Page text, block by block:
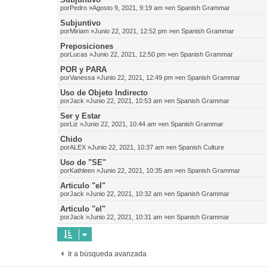
porPedro »Agosto 9, 2021, 9:19 am »en Spanish Grammar
Subjuntivo
porMiriam »Junio 22, 2021, 12:52 pm »en Spanish Grammar
Preposiciones
porLucas »Junio 22, 2021, 12:50 pm »en Spanish Grammar
POR y PARA
porVanessa »Junio 22, 2021, 12:49 pm »en Spanish Grammar
Uso de Objeto Indirecto
porJack »Junio 22, 2021, 10:53 am »en Spanish Grammar
Ser y Estar
porLiz »Junio 22, 2021, 10:44 am »en Spanish Grammar
Chido
porALEX »Junio 22, 2021, 10:37 am »en Spanish Culture
Uso de "SE"
porKathleen »Junio 22, 2021, 10:35 am »en Spanish Grammar
Articulo "el"
porJack »Junio 22, 2021, 10:32 am »en Spanish Grammar
Articulo "el"
porJack »Junio 22, 2021, 10:31 am »en Spanish Grammar
Ir a búsqueda avanzada